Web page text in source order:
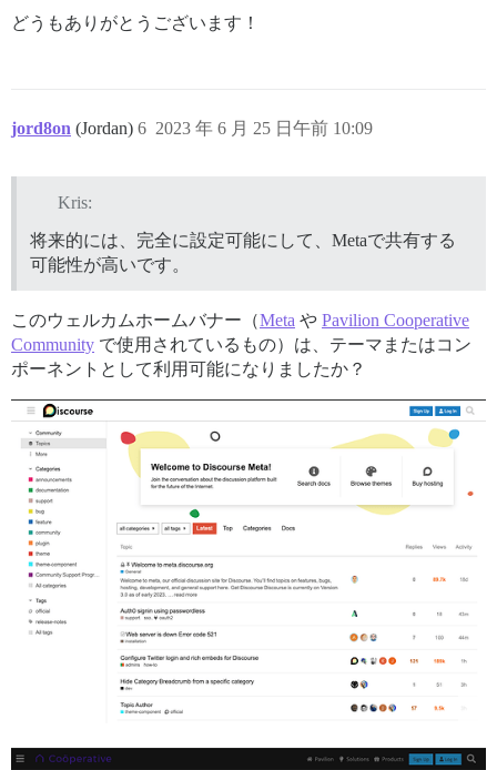
どうもありがとうございます！
jord8on (Jordan) 2023 年 6 月 25 日午前 10:09
6
Kris:
将来的には、完全に設定可能にして、Metaで共有する
可能性が高いです。
このウェルカムホームバナー（Meta や Pavilion Cooperative
Community で使用されているもの）は、テーマまたはコン
ポーネントとして利用可能になりましたか？